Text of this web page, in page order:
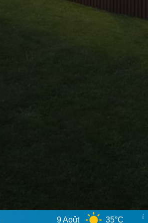
35°C 10 Août